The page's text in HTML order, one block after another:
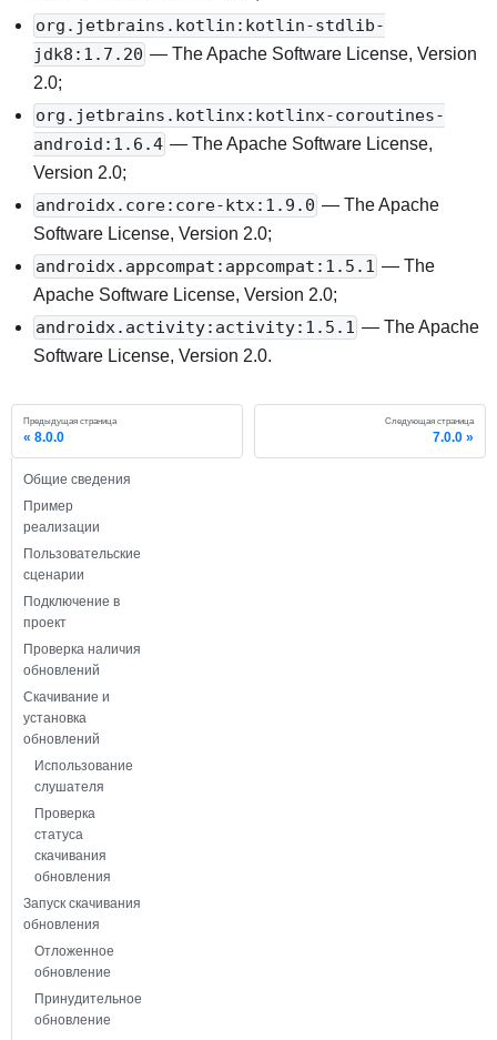
org.jetbrains.kotlin:kotlin-stdlib-
jdk8:1.7.20 — The Apache Software License, Version
2.0;
org.jetbrains.kotlinx:kotlinx-coroutines-
android:1.6.4 — The Apache Software License,
Version 2.0;
androidx.core:core-ktx:1.9.0 — The Apache
Software License, Version 2.0;
androidx.appcompat:appcompat:1.5.1 — The
Apache Software License, Version 2.0;
androidx.activity:activity:1.5.1 — The Apache
Software License, Version 2.0.
Предыдущая страница
8.0.0
Следующая страница
7.0.0
Общие сведения
Пример
реализации
Пользовательские
сценарии
Подключение в
проект
Проверка наличия
обновлений
Скачивание и
установка
обновлений
Использование
слушателя
Проверка
статуса
скачивания
обновления
Запуск скачивания
обновления
Отложенное
обновление
Принудительное
обновление